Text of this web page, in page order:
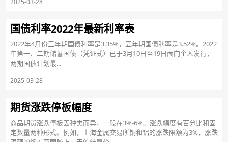
国债利率2022年最新利率表
2022年4月份三年期国债利率是3.35%，五年期国债利率是3.52%。2022
年第一、二期储蓄国债（凭证式）已于3月10日至19日面向个人发行，
两期国债计划最...
2025-03-28
期货涨跌停板幅度
商品期货涨跌停板因种类而异，一般在3%-6%。涨跌幅度有百分比和固
定数量两种形式。例如，上海金属交易所铜和铝的涨跌限额为3%，涨跌